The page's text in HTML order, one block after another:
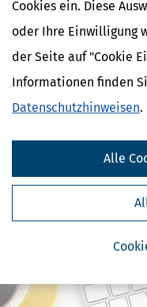
Cookies ein. Diese
oder Ihre Einwilligung
der Seite auf "Cookie
Informationen finden
Datenschutzhinweisen.
Alle
Liebhaberei: Wenn
Gewinnerzielungsabsicht
Selbstständige zu
Einkünften oder anderen